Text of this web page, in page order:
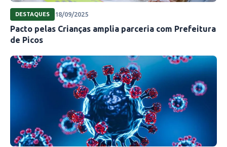
DESTAQUES 18/09/2025
Pacto pelas Crianças amplia parceria com Prefeitura
de Picos